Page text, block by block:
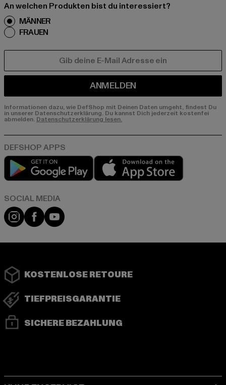
An welchen Produkten bist du interessiert?
MÄNNER
FRAUEN
ANMELDEN
Informationen dazu, wie DefShop mit Deinen Daten umgeht, findest Du
in unserer Datenschutzerklärung. Du kannst Dich jederzeit kostenfei
abmelden. Datenschutzerklärung lesen.
Play market
Instagram
FacebookYouTube
KOSTENLOSE RETOURE
TIEFPREISGARANTIE
SICHERE BEZAHLUNG